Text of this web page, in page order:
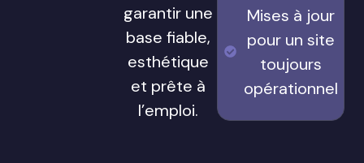
garantir une
base fiable,
esthétique
et prête à
l’emploi.
Mises à jour
pour un site
toujours
opérationnel